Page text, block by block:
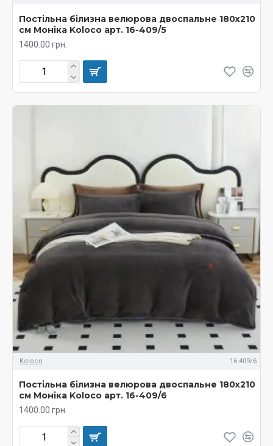
Постільна білизна велюрова двоспальне 180х210
см Моніка Koloco арт. 16-409/5
1400.00 грн.
Koloco 16-409/6
Постільна білизна велюрова двоспальне 180х210
см Моніка Koloco арт. 16-409/6
1400.00 грн.